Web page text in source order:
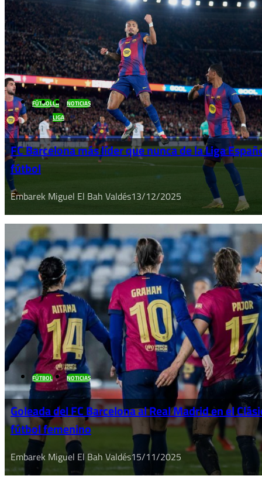
FÚTBOLLA
LIGA
NOTICIAS
FC Barcelona más líder que nunca de la Liga
fútbol
Embarek Miguel El Bah Valdés13/12/2025
FÚTBOL NOTICIAS
Goleada del FC Barcelona al Real Madrid en el
fútbol femenino
Embarek Miguel El Bah Valdés15/11/2025